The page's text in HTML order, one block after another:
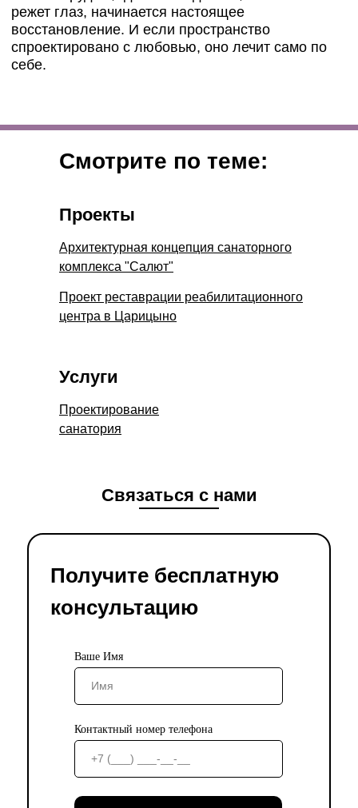
Услуги
Проектирование
санатория
Проект реставрации реабилитационного
центра в Царицыно
Архитектурная концепция санаторного
комплекса "Салют"
Смотрите по теме:
Проекты
Связаться с нами
Получите бесплатную
консультацию
Ваше Имя
Контактный номер телефона